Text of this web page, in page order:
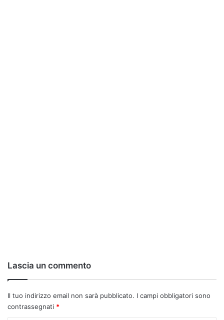
Lascia un commento
Il tuo indirizzo email non sarà pubblicato. I campi obbligatori sono
contrassegnati *